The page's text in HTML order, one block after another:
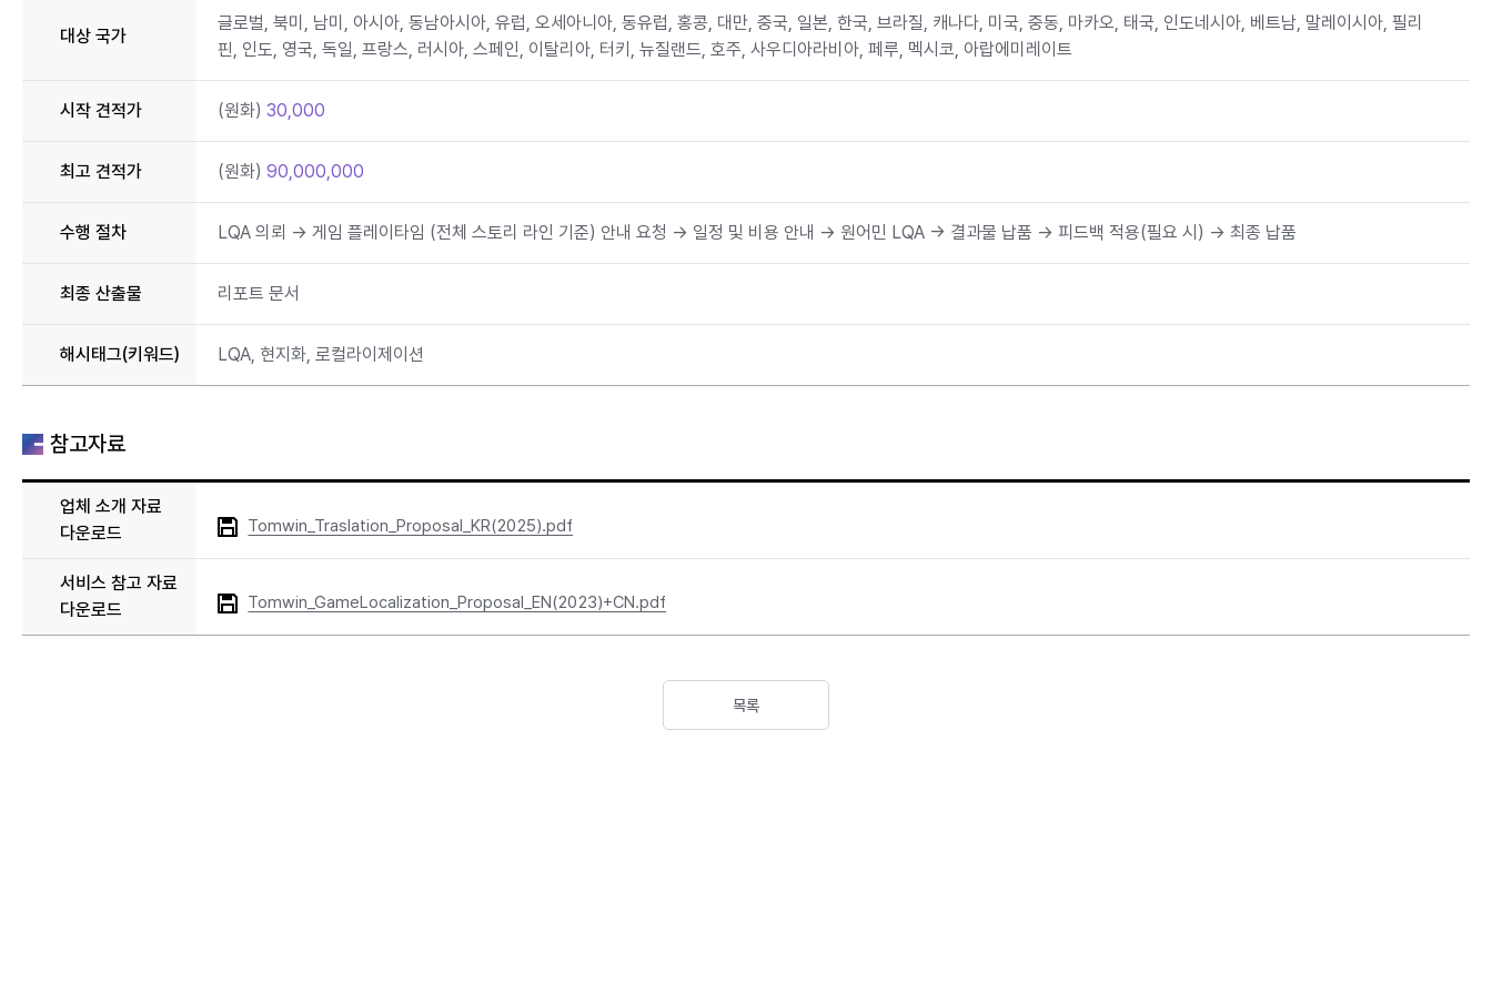
대상 국가
시작 견적가 (원화)30,000
최고 견적가 (원화)90,000,000
수행 절차 LQA 의뢰 → 게임 플레이타임 (전체 스토리 라인 기준) 안내 요청 → 일정 및 비용 안내 → 원어민 LQA → 결과물 납품 → 피드백 적용(필요 시) → 최종 납품
최종 산출물 리포트 문서
해시태그(키워드) LQA, 현지화, 로컬라이제이션
참고자료
업체 소개 자료
다운로드
Tomwin_Traslation_Proposal_KR(2025).pdf
서비스 참고 자료
다운로드
Tomwin_GameLocalization_Proposal_EN(2023)+CN.pdf
목록